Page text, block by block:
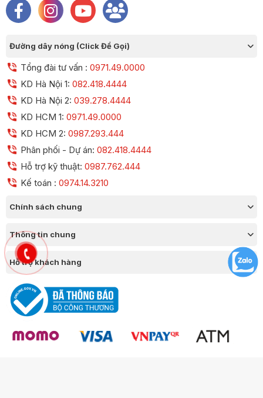
Đường dây nóng (Click Để Gọi)
Tổng đài tư vấn : 0971.49.0000
KD Hà Nội 1: 082.418.4444
KD Hà Nội 2: 039.278.4444
KD HCM 1: 0971.49.0000
KD HCM 2: 0987.293.444
Phân phối - Dự án: 082.418.4444
Hỗ trợ kỹ thuật: 0987.762.444
Kế toán : 0974.14.3210
Chính sách chung
Thông tin chung
Hỗ trợ khách hàng